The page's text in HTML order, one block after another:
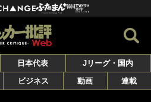
日本代表
Jリーグ・国内
ビジネス 動画 連載